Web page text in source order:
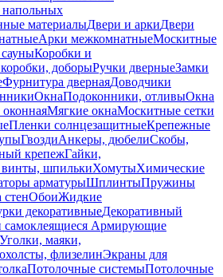
напольных
материалыДвери и аркиДвери
Арки межкомнатныеМоскитные
Коробки и
доборыРучки дверныеЗамки
Фурнитура двернаяДоводчики
ОкнаПодоконники, отливыОкна
Мягкие окнаМоскитные сетки
Пленки солнцезащитныеКрепежные
ГвоздиАнкеры, дюбелиСкобы,
крепежГайки,
шпилькиХомутыХимические
арматурыШплинтыПружины
стенОбоиЖидкие
декоративныеДекоративный
Армирующие
Уголки, маяки,
флизелинЭкраны для
Потолочные системыПотолочные